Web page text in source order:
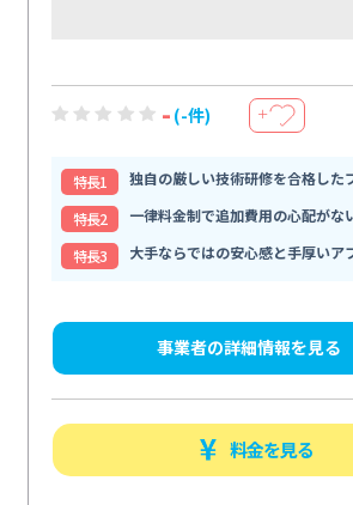
- (-件) ＋
特⻑1
独自の厳しい技術研修を合格した
特⻑2
一律料金制で追加費用の心配がな
特⻑3
大手ならではの安心感と手厚いア
事業者の詳細情報を見る
料金を見る